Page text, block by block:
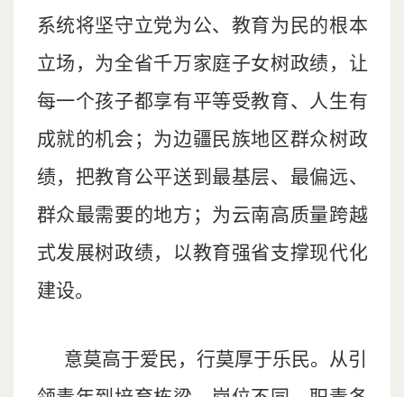
系统将坚守立党为公、教育为民的根本
立场，为全省千万家庭子女树政绩，让
每一个孩子都享有平等受教育、人生有
成就的机会；为边疆民族地区群众树政
绩，把教育公平送到最基层、最偏远、
群众最需要的地方；为云南高质量跨越
式发展树政绩，以教育强省支撑现代化
建设。
意莫高于爱民，行莫厚于乐民。从引